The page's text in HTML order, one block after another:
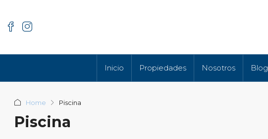
Inicio Propiedades Nosotros Blog
Home Piscina
Piscina